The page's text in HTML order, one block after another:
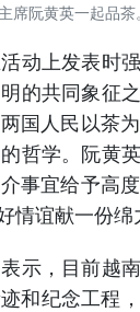
阮黄英一起品茶。
动上发表时
的共同象征
国人民以茶
哲学。阮黄
事宜给予高
谊献一份绵
示，目前越
和纪念工程